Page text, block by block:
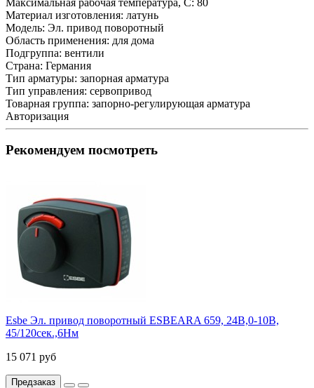
Материал изготовления: латунь
Модель: Эл. привод поворотный
Область применения: для дома
Подгруппа: вентили
Страна: Германия
Тип арматуры: запорная арматура
Тип управления: сервопривод
Товарная группа: запорно-регулирующая арматура
Авторизация
Рекомендуем посмотреть
Esbe Эл. привод поворотный ESBEARA 659, 24В,0-10В,
45/120сек.,6Нм
15 071 руб
Предзаказ